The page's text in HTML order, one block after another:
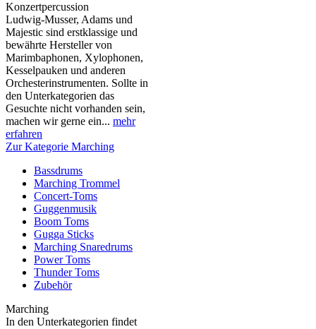
Konzertpercussion
Ludwig-Musser, Adams und
Majestic sind erstklassige und
bewährte Hersteller von
Marimbaphonen, Xylophonen,
Kesselpauken und anderen
Orchesterinstrumenten. Sollte in
den Unterkategorien das
Gesuchte nicht vorhanden sein,
machen wir gerne ein... mehr
erfahren
Zur Kategorie Marching
Bassdrums
Marching Trommel
Concert-Toms
Guggenmusik
Boom Toms
Gugga Sticks
Marching Snaredrums
Power Toms
Thunder Toms
Zubehör
Marching
In den Unterkategorien findet